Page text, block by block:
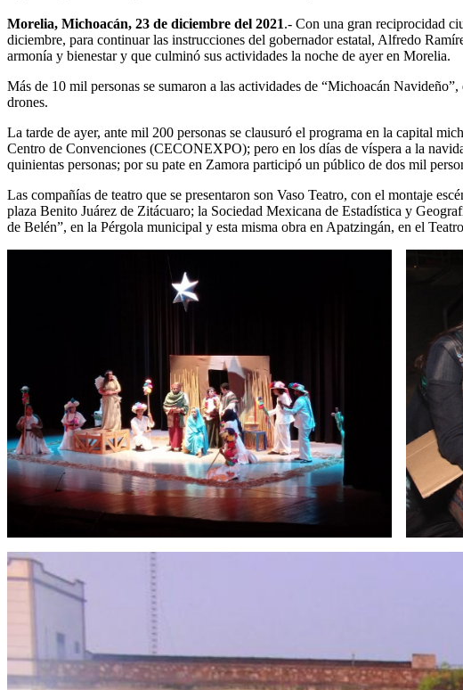
Morelia, Michoacán, 23 de diciembre del 2021.- Con una gran reciprocidad
diciembre, para continuar las instrucciones del gobernador estatal, Alfredo
armonía y bienestar y que culminó sus actividades la noche de ayer en Morelia.
Más de 10 mil personas se sumaron a las actividades de “Michoacán
drones.
La tarde de ayer, ante mil 200 personas se clausuró el programa en la capital
Centro de Convenciones (CECONEXPO); pero en los días de víspera a la
quinientas personas; por su pate en Zamora participó un público de dos mil
Las compañías de teatro que se presentaron son Vaso Teatro, con el montaje
plaza Benito Juárez de Zitácuaro; la Sociedad Mexicana de Estadística y
de Belén”, en la Pérgola municipal y esta misma obra en Apatzingán, en el